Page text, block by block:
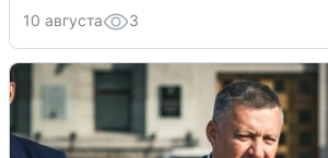
10 августа 3